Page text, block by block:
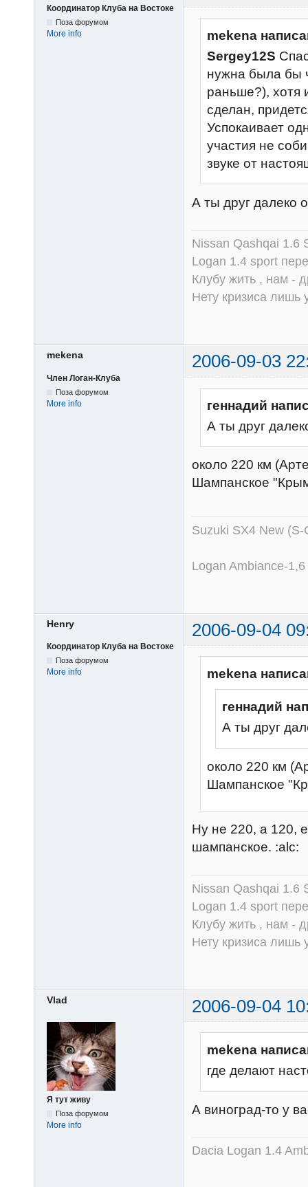
Координатор Клуба на Востоке
Поза форумом
More info
mekena
Sergey12S
нужна была бы
раньше?), хотя
сделан,
Успокаивает
участия не
звуке от
А ты друг далеко
Nissan Qashqai 1.6
Logan 1.4 sport
Клубу жить , нам -
Нету кризиса
mekena 2006-09-03
Член Логан-Клуба
Поза форумом
More info
геннадий
А ты друг
около 220 км
Шампанское
Suzuki SX4 New (S-
Logan Ambiance-
Henry 2006-09-04
Координатор Клуба на Востоке
Поза форумом
More info mekena
геннадий
А ты друг
около 220 км
Шампанское
Ну не 220, а 120,
шампанское. :alc:
Nissan Qashqai 1.6
Logan 1.4 sport
Клубу жить , нам -
Нету кризиса
Vlad 2006-09-04
Я тут живу
Поза форумом
More info
mekena
где делают
А виноград-то у
Dacia Logan 1.4